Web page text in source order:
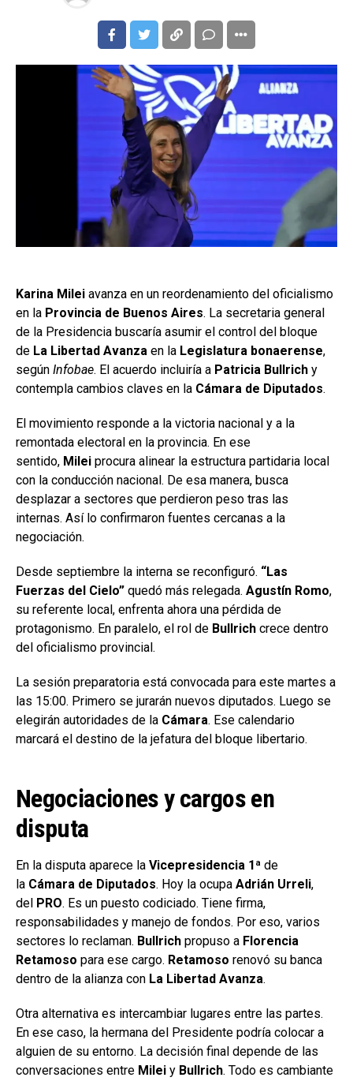
Karina Milei avanza en un reordenamiento del oficialismo
en la Provincia de Buenos Aires. La secretaria general
de la Presidencia buscaría asumir el control del bloque
de La Libertad Avanza en la Legislatura bonaerense,
según Infobae. El acuerdo incluiría a Patricia Bullrich y
contempla cambios claves en la Cámara de Diputados.
El movimiento responde a la victoria nacional y a la
remontada electoral en la provincia. En ese
sentido, Milei procura alinear la estructura partidaria local
con la conducción nacional. De esa manera, busca
desplazar a sectores que perdieron peso tras las
internas. Así lo confirmaron fuentes cercanas a la
negociación.
Desde septiembre la interna se reconfiguró. “Las
Fuerzas del Cielo” quedó más relegada. Agustín Romo,
su referente local, enfrenta ahora una pérdida de
protagonismo. En paralelo, el rol de Bullrich crece dentro
del oficialismo provincial.
La sesión preparatoria está convocada para este martes a
las 15:00. Primero se jurarán nuevos diputados. Luego se
elegirán autoridades de la Cámara. Ese calendario
marcará el destino de la jefatura del bloque libertario.
Negociaciones y cargos en
disputa
En la disputa aparece la Vicepresidencia 1ª de
la Cámara de Diputados. Hoy la ocupa Adrián Urreli,
del PRO. Es un puesto codiciado. Tiene firma,
responsabilidades y manejo de fondos. Por eso, varios
sectores lo reclaman. Bullrich propuso a Florencia
Retamoso para ese cargo. Retamoso renovó su banca
dentro de la alianza con La Libertad Avanza.
Otra alternativa es intercambiar lugares entre las partes.
En ese caso, la hermana del Presidente podría colocar a
alguien de su entorno. La decisión final depende de las
conversaciones entre Milei y Bullrich. Todo es cambiante